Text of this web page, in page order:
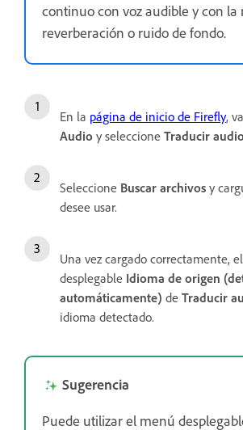
continuo con voz audible y con la
reverberación o ruido de fondo.
En la página de inicio de Firefly,
Audio y seleccione Traducir audio
Seleccione Buscar archivos y
desee usar.
Una vez cargado correctamente,
desplegable Idioma de origen
automáticamente) de Traducir
idioma detectado.
Sugerencia
Puede utilizar el menú